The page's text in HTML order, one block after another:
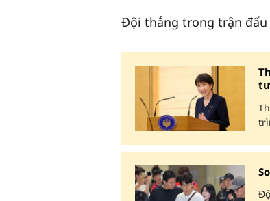
Đội thắng trong trận đấu